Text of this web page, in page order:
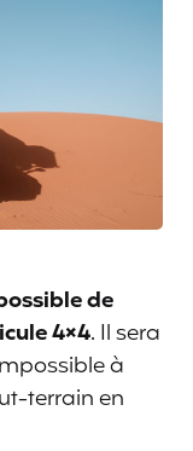
de
4×4. Il sera
à
terrain en